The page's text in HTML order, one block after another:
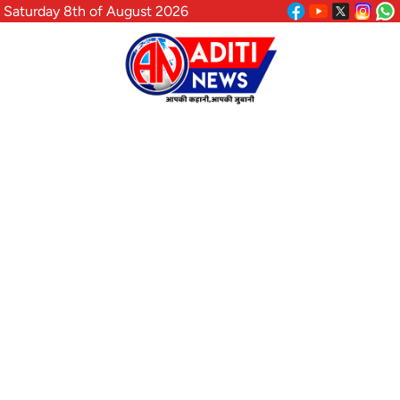
Saturday 8th of August 2026